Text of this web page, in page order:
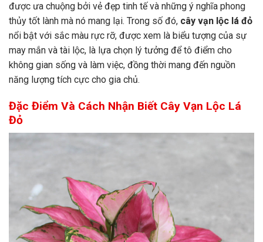
được ưa chuộng bởi vẻ đẹp tinh tế và những ý nghĩa phong
thủy tốt lành mà nó mang lại. Trong số đó, cây vạn lộc lá đỏ
nổi bật với sắc màu rực rỡ, được xem là biểu tượng của sự
may mắn và tài lộc, là lựa chọn lý tưởng để tô điểm cho
không gian sống và làm việc, đồng thời mang đến nguồn
năng lượng tích cực cho gia chủ.
Đặc Điểm Và Cách Nhận Biết Cây Vạn Lộc Lá
Đỏ